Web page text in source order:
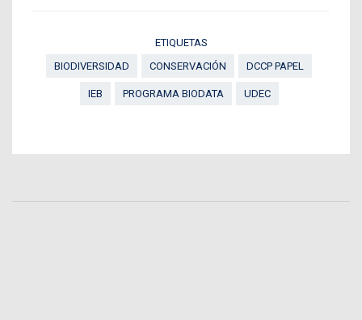
ETIQUETAS
BIODIVERSIDAD
CONSERVACIÓN DCCP PAPEL
IEB PROGRAMA BIODATA UDEC